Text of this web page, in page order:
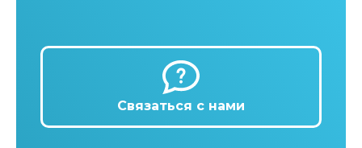
Связаться с нами